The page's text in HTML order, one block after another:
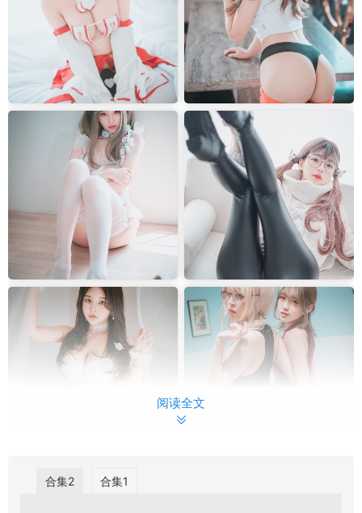
阅读全文
合集2 合集1